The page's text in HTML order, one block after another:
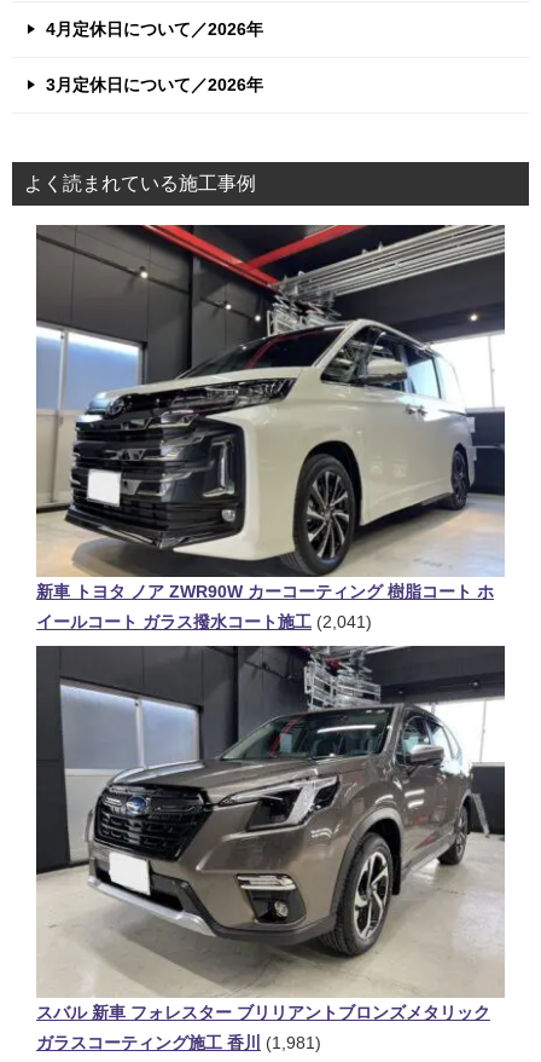
4月定休日について／2026年
3月定休日について／2026年
よく読まれている施工事例
新車 トヨタ ノア ZWR90W カーコーティング 樹脂コート ホ
イールコート ガラス撥水コート施工 (2,041)
スバル 新車 フォレスター ブリリアントブロンズメタリック
ガラスコーティング施工 香川
(1,981)